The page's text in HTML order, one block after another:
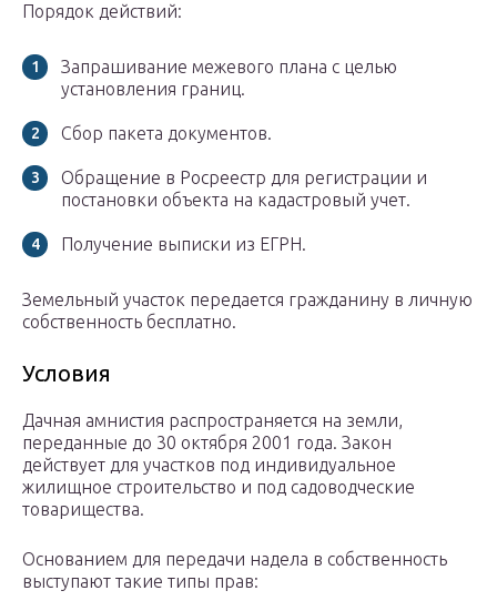
Порядок действий:
Запрашивание межевого плана с целью
установления границ.
Сбор пакета документов.
Обращение в Росреестр для регистрации и
постановки объекта на кадастровый учет.
Получение выписки из ЕГРН.
Земельный участок передается гражданину в личную
собственность бесплатно.
Условия
Дачная амнистия распространяется на земли,
переданные до 30 октября 2001 года. Закон
действует для участков под индивидуальное
жилищное строительство и под садоводческие
товарищества.
Основанием для передачи надела в собственность
выступают такие типы прав: